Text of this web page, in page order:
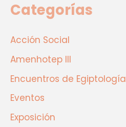
Categorías
Acción Social
Amenhotep III
Encuentros de Egiptología
Eventos
Exposición